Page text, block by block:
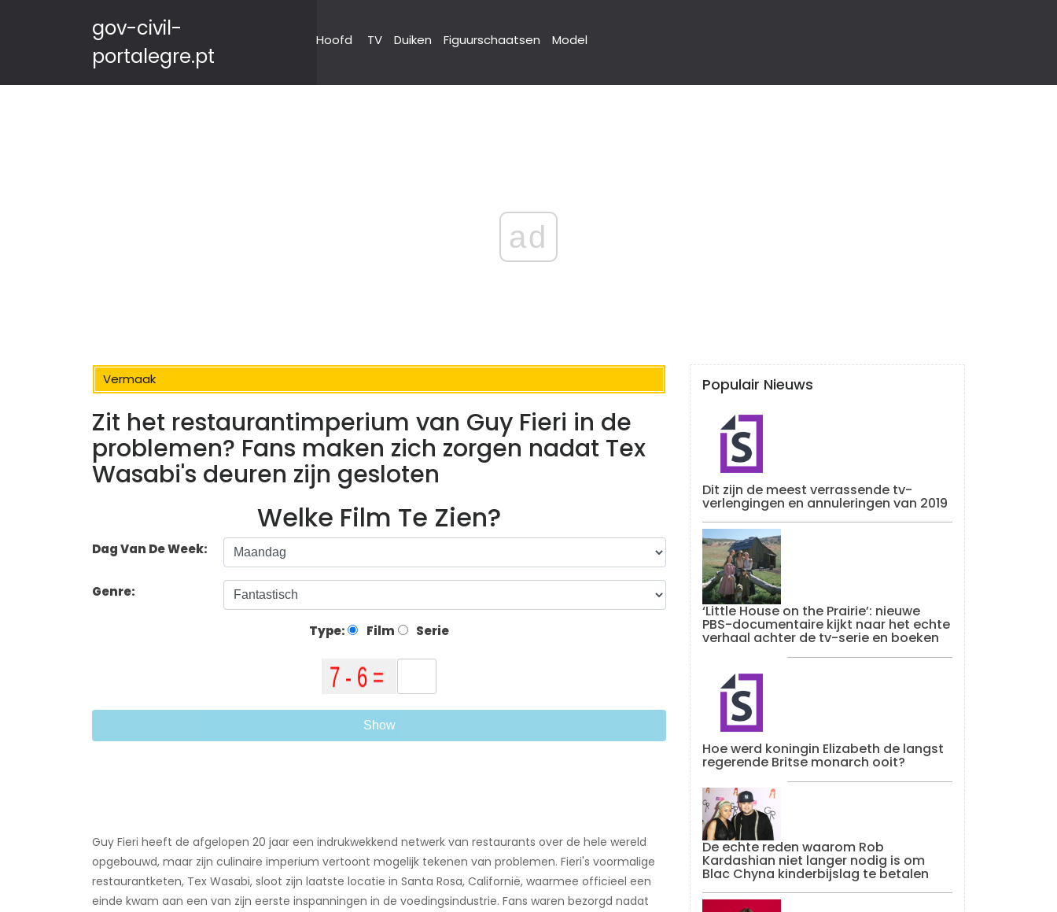
gov-civil-
portalegre.pt
Hoofd TV Duiken Figuurschaatsen Model
ad
Vermaak
Zit het restaurantimperium van Guy Fieri in de
problemen? Fans maken zich zorgen nadat Tex
Wasabi's deuren zijn gesloten
Welke Film Te Zien?
Dag Van De Week:
Genre:
Type: Film Serie
Show
Guy Fieri heeft de afgelopen 20 jaar een indrukwekkend netwerk van restaurants over de hele wereld
opgebouwd, maar zijn culinaire imperium vertoont mogelijk tekenen van problemen. Fieri's voormalige
restaurantketen, Tex Wasabi, sloot zijn laatste locatie in Santa Rosa, Californië, waarmee officieel een
einde kwam aan een van zijn eerste inspanningen in de voedingsindustrie. Fans waren bezorgd nadat
Populair Nieuws
Dit zijn de meest verrassende tv-
verlengingen en annuleringen van 2019
‘Little House on the Prairie’: nieuwe
PBS-documentaire kijkt naar het echte
verhaal achter de tv-serie en boeken
Hoe werd koningin Elizabeth de langst
regerende Britse monarch ooit?
De echte reden waarom Rob
Kardashian niet langer nodig is om
Blac Chyna kinderbijslag te betalen